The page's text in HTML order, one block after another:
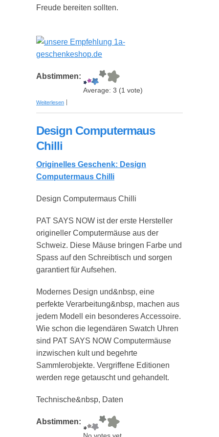
Freude bereiten sollten.
Abstimmen:
Average: 3 (1 vote)
Weiterlesen über Besondere Geschenke, Geschenkideen und
Design Computermaus
Chilli
Originelles Geschenk: Design
Computermaus Chilli
Design Computermaus Chilli
PAT SAYS NOW ist der erste Hersteller
origineller Computermäuse aus der
Schweiz. Diese Mäuse bringen Farbe und
Spass auf den Schreibtisch und sorgen
garantiert für Aufsehen.
Modernes Design und&nbsp, eine
perfekte Verarbeitung&nbsp, machen aus
jedem Modell ein besonderes Accessoire.
Wie schon die legendären Swatch Uhren
sind PAT SAYS NOW Computermäuse
inzwischen kult und begehrte
Sammlerobjekte. Vergriffene Editionen
werden rege getauscht und gehandelt.
Technische&nbsp, Daten
Abstimmen: